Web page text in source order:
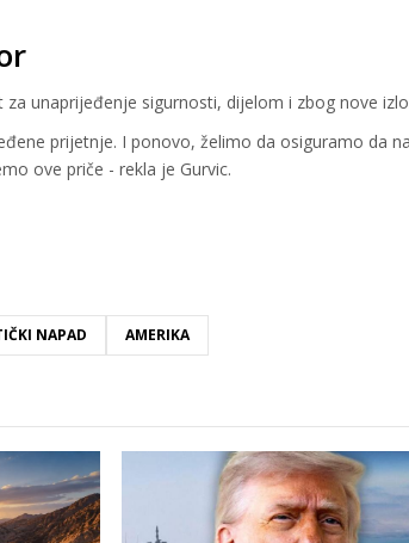
unaprijeđenje sigurnosti, dijelom i zbog nove
prijetnje. I ponovo, želimo da osiguramo da
ove priče - rekla je Gurvic.
NAPAD AMERIKA